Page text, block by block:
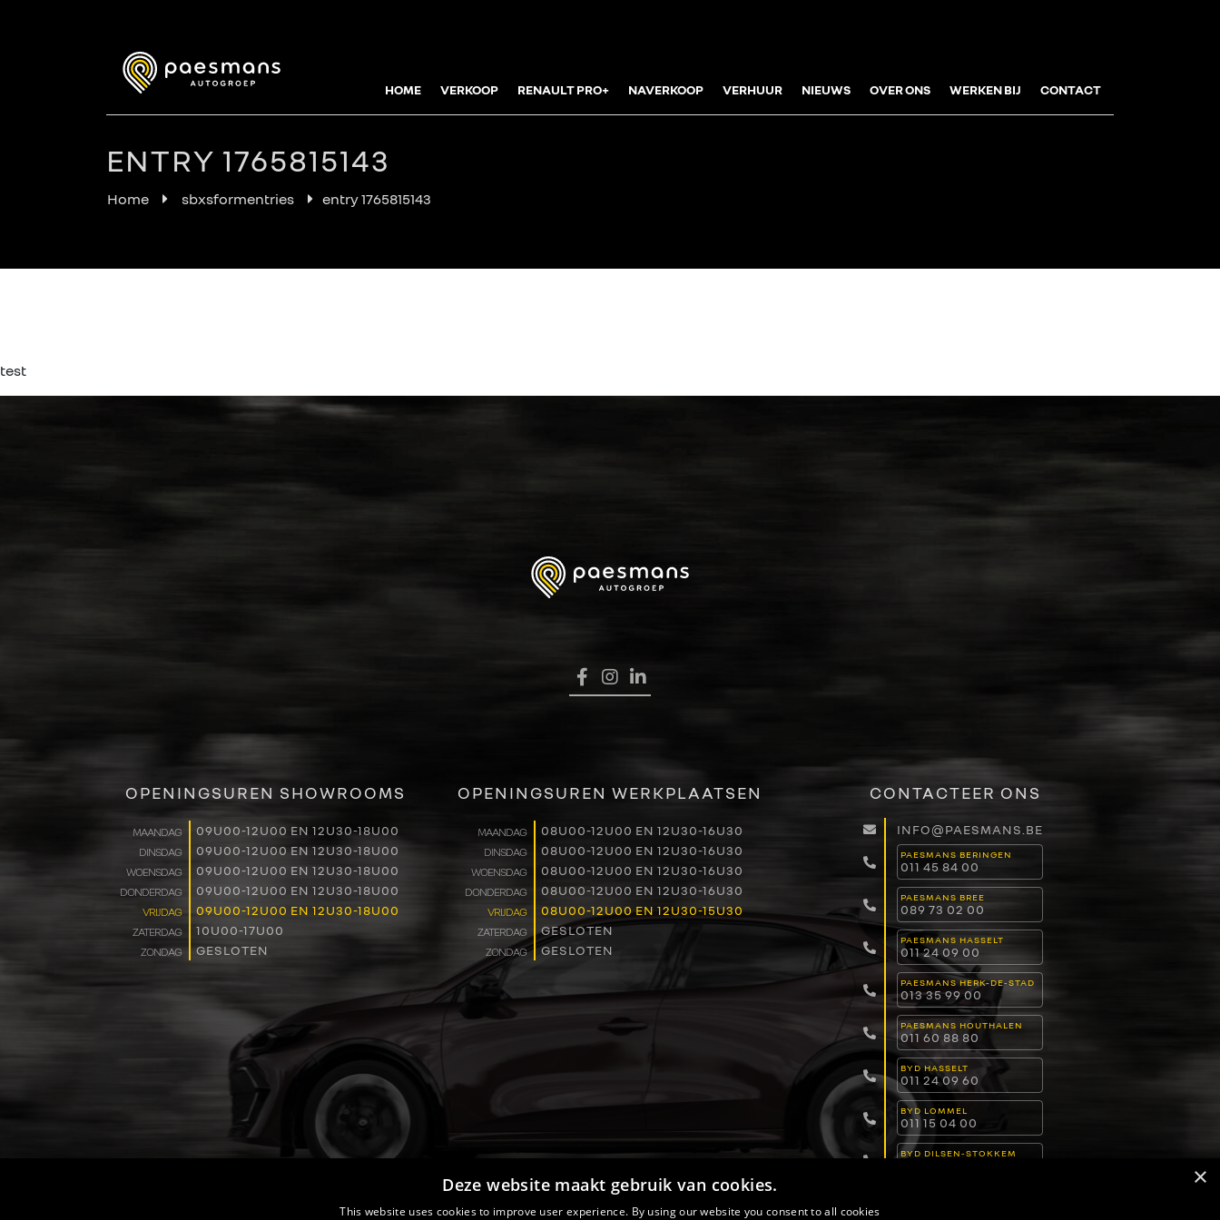
HOME VERKOOP RENAULT PRO+ NAVERKOOP VERHUUR NIEUWS OVER ONS WERKEN BIJ CONTACT
VERKOOP
RENAULT PRO+
VERHUUR
OVER ONS
WERKEN BIJ
CONTACT
ENTRY 1765815143
Home sbxsformentries entry 1765815143
test
OPENINGSUREN SHOWROOMS
MAANDAG 09U00-12U00 EN 12U30-18U00
DINSDAG 09U00-12U00 EN 12U30-18U00
WOENSDAG 09U00-12U00 EN 12U30-18U00
DONDERDAG 09U00-12U00 EN 12U30-18U00
VRIJDAG 09U00-12U00 EN 12U30-18U00
ZATERDAG 10U00-17U00
ZONDAG GESLOTEN
OPENINGSUREN WERKPLAATSEN
MAANDAG 08U00-12U00 EN 12U30-16U30
DINSDAG 08U00-12U00 EN 12U30-16U30
WOENSDAG 08U00-12U00 EN 12U30-16U30
DONDERDAG 08U00-12U00 EN 12U30-16U30
VRIJDAG 08U00-12U00 EN 12U30-15U30
ZATERDAG GESLOTEN
ZONDAG GESLOTEN
CONTACTEER ONS
INFO@PAESMANS.BE
PAESMANS BERINGEN
011 45 84 00
PAESMANS BREE
089 73 02 00
PAESMANS HASSELT
011 24 09 00
PAESMANS HERK-DE-STAD
013 35 99 00
PAESMANS HOUTHALEN
011 60 88 80
BYD HASSELT
011 24 09 60
BYD LOMMEL
011 15 04 00
BYD DILSEN-STOKKEM
×
Deze website maakt gebruik van cookies.
This website uses cookies to improve user experience. By using our website you consent to all cookies